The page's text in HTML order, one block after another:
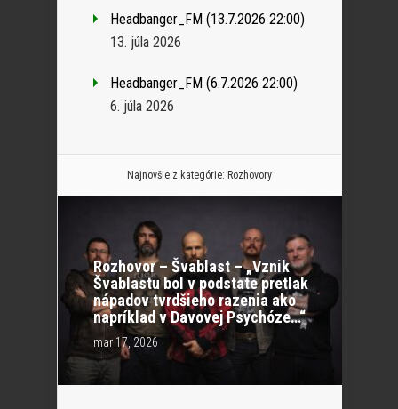
Headbanger_FM (13.7.2026 22:00)
13. júla 2026
Headbanger_FM (6.7.2026 22:00)
6. júla 2026
Najnovšie z kategórie: Rozhovory
Rozhovor – Švablast – „Vznik
Švablastu bol v podstate pretlak
nápadov tvrdšieho razenia ako
napríklad v Davovej Psychóze…“
mar 17, 2026